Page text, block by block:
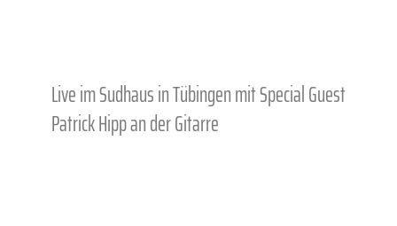
Live im Sudhaus in Tübingen mit Special Guest
Patrick Hipp an der Gitarre